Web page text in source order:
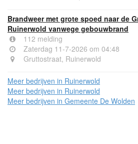
Brandweer met grote spoed naar de
Ruinerwold vanwege gebouwbrand
112 melding
Zaterdag 11-7-2026 om 04:48
Gruttostraat, Ruinerwold
Meer bedrijven in Ruinerwold
Meer bedrijven in Ruinerwold
Meer bedrijven in Gemeente De Wolden